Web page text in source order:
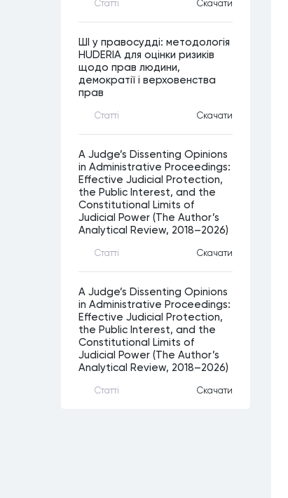
Статтi Скачати
ШІ у правосудді: методологія
HUDERIA для оцінки ризиків
щодо прав людини,
демократії і верховенства
прав
Статтi Скачати
A Judge’s Dissenting Opinions
in Administrative Proceedings:
Effective Judicial Protection,
the Public Interest, and the
Constitutional Limits of
Judicial Power (The Author’s
Analytical Review, 2018–2026)
Статтi Скачати
A Judge’s Dissenting Opinions
in Administrative Proceedings:
Effective Judicial Protection,
the Public Interest, and the
Constitutional Limits of
Judicial Power (The Author’s
Analytical Review, 2018–2026)
Статтi Скачати